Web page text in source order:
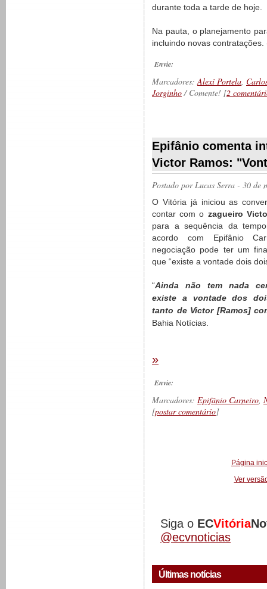
durante toda a tarde de hoje.
Na pauta, o planejamento
incluindo novas contratações.
Envie:
Marcadores:Alexi Portela,
Jorginho / Comente! [2
Epifânio comenta
Victor Ramos:
Postado por Lucas Serra - 30 de
O Vitória já iniciou as
contar com o zagueiro
para a sequência da
acordo com Epifânio
negociação pode ter um
que “existe a vontade dois
“Ainda não tem nada
existe a vontade dos
tanto de Victor [Ramos]
Bahia Notícias.
»
Envie:
Marcadores: Epifânio Carneiro
[postar comentário]
Página
Ver
Siga o ECVitória
@ecvnoticias
Últimas notícias